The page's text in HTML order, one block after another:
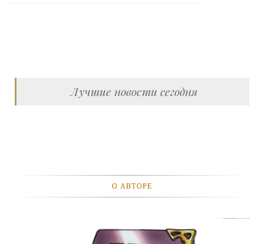
Лучшие новости сегодня
О АВТОРЕ